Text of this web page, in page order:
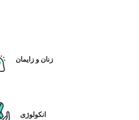
زنان و زایمان
انکولوژی